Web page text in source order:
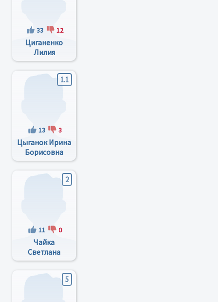
33 12
Циганенко
Лилия
Федоровна
1.1
13 3
Цыганок Ирина
Борисовна
2
11 0
Чайка
Светлана
Арсентьевна
5